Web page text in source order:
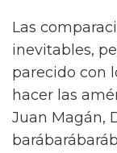
Las
inevitables,
parecido con
hacer las
Juan Magán,